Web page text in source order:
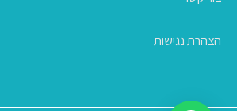
הצהרת נגישות